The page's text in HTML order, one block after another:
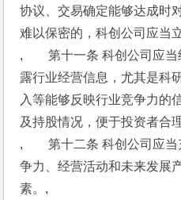
协议、交易确定能够达成时
难以保密的，科创公司应当
,　　第十一条 科创公司应
露行业经营信息，尤其是科
入等能够反映行业竞争力的
及持股情况，便于投资者合
,　　第十二条 科创公司应
争力、经营活动和未来发展
素。,